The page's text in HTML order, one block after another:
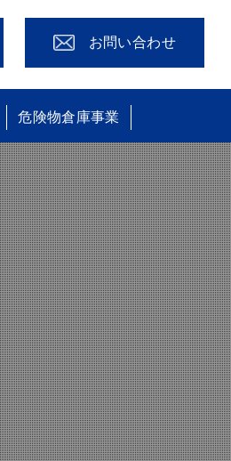
お問い合わせ
危険物倉庫事業